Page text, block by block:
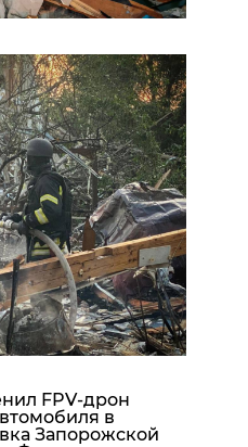
FPV-дрон
в
Запорожской